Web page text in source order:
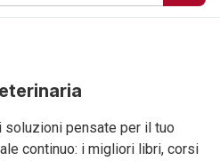
soluzioni pensate per il tuo
continuo: i migliori libri, corsi